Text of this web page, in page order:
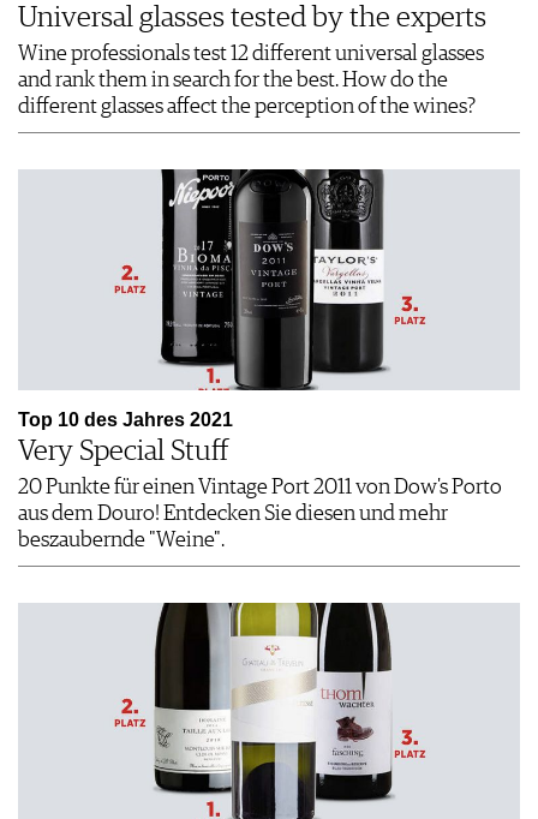
Universal glasses tested by the experts
Wine professionals test 12 different universal glasses
and rank them in search for the best. How do the
different glasses affect the perception of the wines?
Top 10 des Jahres 2021
Very Special Stuff
20 Punkte für einen Vintage Port 2011 von Dow's Porto
aus dem Douro! Entdecken Sie diesen und mehr
beszaubernde "Weine".